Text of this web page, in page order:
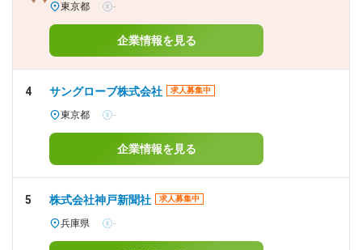
東京都 -
企業情報を見る
4 サングローブ株式会社 求人募集中
東京都 -
企業情報を見る
5 株式会社神戸新聞社 求人募集中
兵庫県 -